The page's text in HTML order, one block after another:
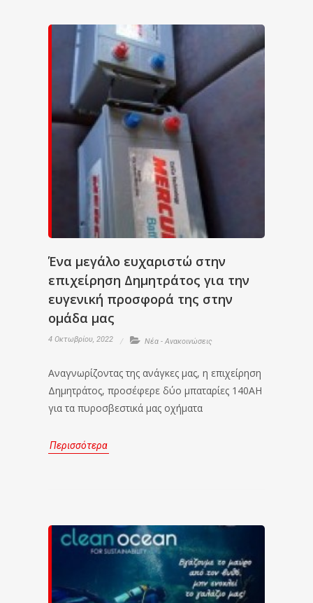
Ένα μεγάλο ευχαριστώ στην
επιχείρηση Δημητράτος για την
ευγενική προσφορά της στην
ομάδα μας
4 Οκτωβρίου, 2022 Νέα - Ανακοινώσεις
Αναγνωρίζοντας της ανάγκες μας, η επιχείρηση
Δημητράτος, προσέφερε δύο μπαταρίες 140ΑΗ
για τα πυροσβεστικά μας οχήματα
Περισσότερα